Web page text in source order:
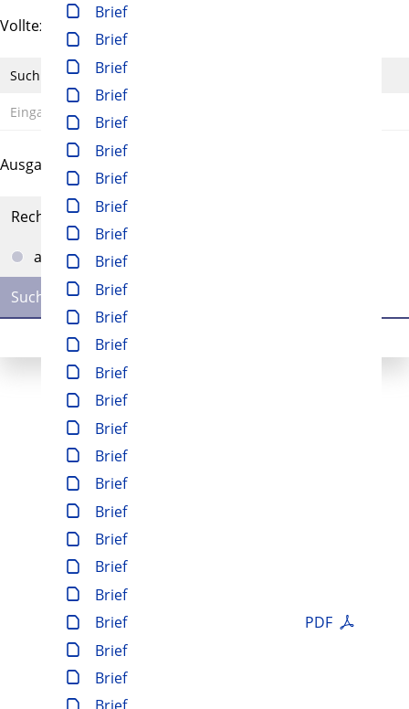
Volltext und Inhaltsverzeichnis
Suchbegriff
Ausgabe-Optionen
Rechtstrunkierung
an
aus
Brief
Brief
Brief
Brief
Brief
Brief
Brief
Brief
Brief
Brief
Brief
Brief
Brief
Brief
Brief
Brief
Brief
Brief
Brief
Brief
Brief
Brief
PDF
Brief
Brief
Brief